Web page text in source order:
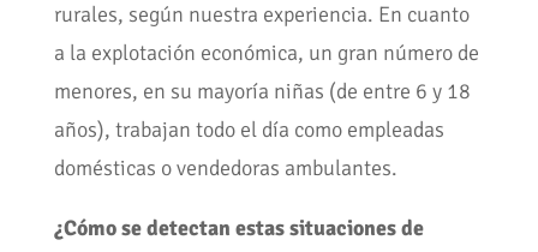
rurales, según nuestra experiencia. En cuanto
a la explotación económica, un gran número de
menores, en su mayoría niñas (de entre 6 y 18
años), trabajan todo el día como empleadas
domésticas o vendedoras ambulantes.
¿Cómo se detectan estas situaciones de